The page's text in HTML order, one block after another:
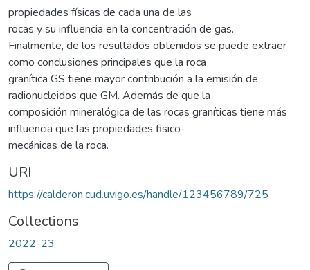
propiedades físicas de cada una de las
rocas y su influencia en la concentración de gas.
Finalmente, de los resultados obtenidos se puede extraer
como conclusiones principales que la roca
granítica GS tiene mayor contribución a la emisión de
radionucleidos que GM. Además de que la
composición mineralógica de las rocas graníticas tiene más
influencia que las propiedades fisico-
mecánicas de la roca.
URI
https://calderon.cud.uvigo.es/handle/123456789/725
Collections
2022-23